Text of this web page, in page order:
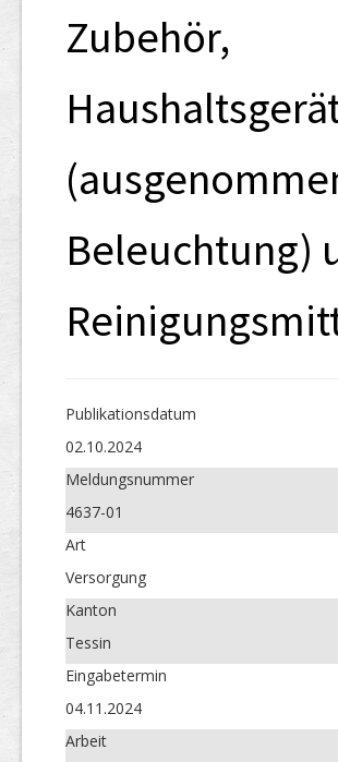
Zubehör,
Beleuchtung)
Publikations­datum
02.10.2024
Meldungs­nummer
4637-01
Art
Versorgung
Kanton
Tessin
Eingabetermin
04.11.2024
Arbeit